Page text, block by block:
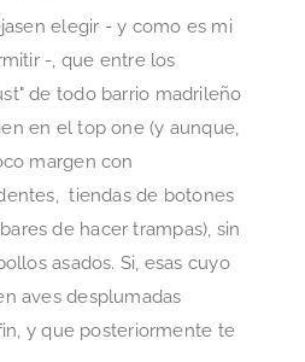
elegir - y como es mi
-, que entre los
de todo barrio madrileño
en el top one (y aunque,
margen con
tiendas de botones
de hacer trampas), sin
asados. Si, esas cuyo
aves desplumadas
y que posteriormente te